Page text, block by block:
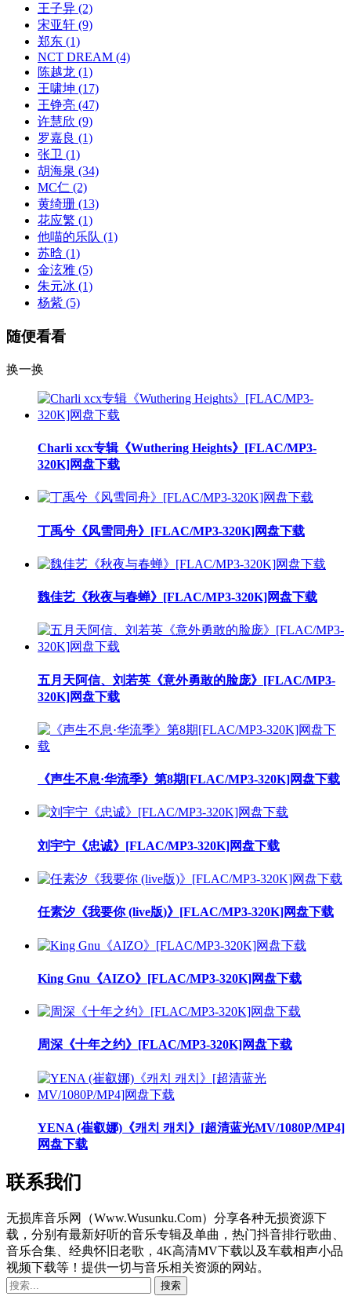
王子异 (2)
宋亚轩 (9)
郑东 (1)
NCT DREAM (4)
陈越龙 (1)
王啸坤 (17)
王铮亮 (47)
许慧欣 (9)
罗嘉良 (1)
张卫 (1)
胡海泉 (34)
MC仁 (2)
黄绮珊 (13)
花应繁 (1)
他喵的乐队 (1)
苏晗 (1)
金泫雅 (5)
朱元冰 (1)
杨紫 (5)
随便看看
换一换
Charli xcx专辑《Wuthering Heights》[FLAC/MP3-
320K]网盘下载
丁禹兮《风雪同舟》[FLAC/MP3-320K]网盘下载
魏佳艺《秋夜与春蝉》[FLAC/MP3-320K]网盘下载
五月天阿信、刘若英《意外勇敢的脸庞》[FLAC/MP3-
320K]网盘下载
《声生不息·华流季》第8期[FLAC/MP3-320K]网盘下载
刘宇宁《忠诚》[FLAC/MP3-320K]网盘下载
任素汐《我要你 (live版)》[FLAC/MP3-320K]网盘下载
King Gnu《AIZO》[FLAC/MP3-320K]网盘下载
周深《十年之约》[FLAC/MP3-320K]网盘下载
YENA (崔叡娜)《캐치 캐치》[超清蓝光MV/1080P/MP4]
网盘下载
联系我们
无损库音乐网（Www.Wusunku.Com）分享各种无损资源下
载，分别有最新好听的音乐专辑及单曲，热门抖音排行歌曲、
音乐合集、经典怀旧老歌，4K高清MV下载以及车载相声小品
视频下载等！提供一切与音乐相关资源的网站。